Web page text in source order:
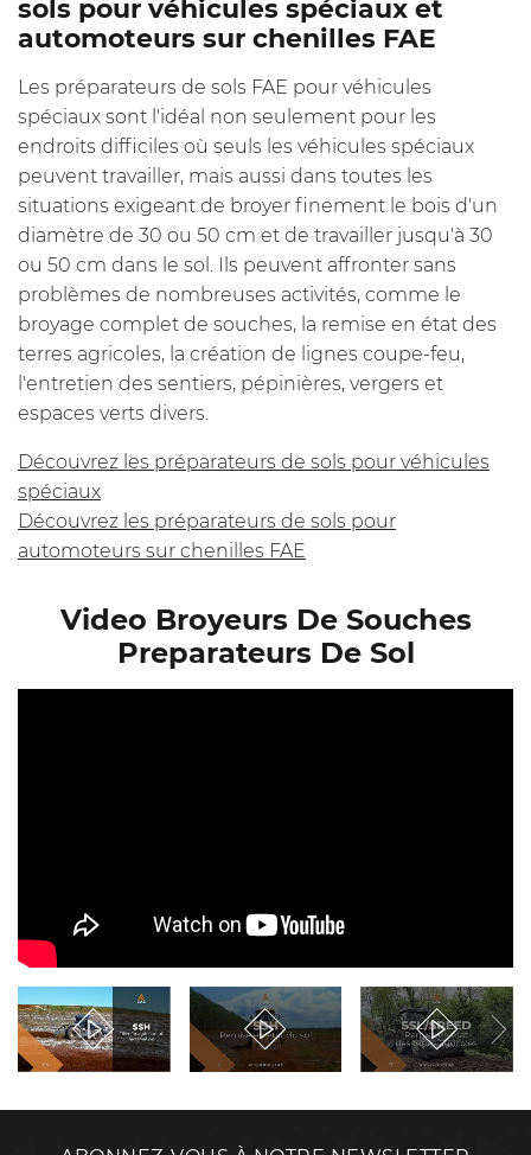
sols pour véhicules spéciaux et
automoteurs sur chenilles FAE
Les préparateurs de sols FAE pour véhicules
spéciaux sont l'idéal non seulement pour les
endroits difficiles où seuls les véhicules spéciaux
peuvent travailler, mais aussi dans toutes les
situations exigeant de broyer finement le bois d'un
diamètre de 30 ou 50 cm et de travailler jusqu'à 30
ou 50 cm dans le sol. Ils peuvent affronter sans
problèmes de nombreuses activités, comme le
broyage complet de souches, la remise en état des
terres agricoles, la création de lignes coupe-feu,
l'entretien des sentiers, pépinières, vergers et
espaces verts divers.
Découvrez les préparateurs de sols pour véhicules
spéciaux
Découvrez les préparateurs de sols pour
automoteurs sur chenilles FAE
Video Broyeurs De Souches
Preparateurs De Sol